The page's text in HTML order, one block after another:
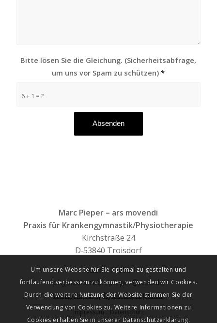
6 + 1 = ?
Bitte lösen Sie die Glei­chung. (Sicher­heits­ab­fra­ge,
um uns vor Spam zu schüt­zen)*
Marc Pie­per – ars movendi
Pra­xis für Krankengymnastik/Physiotherapie
Kirch­stra­ße 24
D‑53840 Troisdorf
02241 70695
physiotherapiepieper@web.de
www.pieper-physiotherapie.de
Impres­sum .Daten­schutz
Um unsere Website für Sie optimal zu gestalten und
fortlaufend verbessern zu können, verwenden wir Cookies.
Durch die weitere Nutzung der Website stimmen Sie der
Verwendung von Cookies zu. Weitere Informationen zu
Cookies erhalten Sie in unserer Datenschutzerklärung.